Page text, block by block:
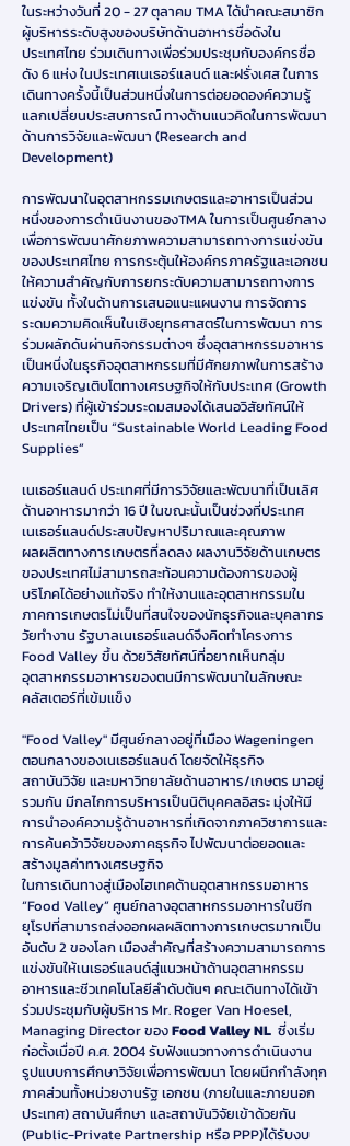
ในระหว่างวันที่ 20 - 27 ตุลาคม TMA ได้นำคณะสมาชิก
ผู้บริหารระดับสูงของบริษัทด้านอาหารชื่อดังใน
ประเทศไทย ร่วมเดินทางเพื่อร่วมประชุมกับองค์กรชื่อ
ดัง 6 แห่ง ในประเทศเนเธอร์แลนด์ และฝรั่งเศส ในการ
เดินทางครั้งนี้เป็นส่วนหนึ่งในการต่อยอดองค์ความรู้
แลกเปลี่ยนประสบการณ์ ทางด้านแนวคิดในการพัฒนา
ด้านการวิจัยและพัฒนา (Research and
Development)
การพัฒนาในอุตสาหกรรมเกษตรและอาหารเป็นส่วน
หนึ่งของการดำเนินงานของTMA ในการเป็นศูนย์กลาง
เพื่อการพัฒนาศักยภาพความสามารถทางการแข่งขัน
ของประเทศไทย การกระตุ้นให้องค์กรภาครัฐและเอกชน
ให้ความสำคัญกับการยกระดับความสามารถทางการ
แข่งขัน ทั้งในด้านการเสนอแนะแผนงาน การจัดการ
ระดมความคิดเห็นในเชิงยุทธศาสตร์ในการพัฒนา การ
ร่วมผลักดันผ่านกิจกรรมต่างๆ ซึ่งอุตสาหกรรมอาหาร
เป็นหนึ่งในธุรกิจอุตสาหกรรมที่มีศักยภาพในการสร้าง
ความเจริญเติบโตทางเศรษฐกิจให้กับประเทศ (Growth
Drivers) ที่ผู้เข้าร่วมระดมสมองได้เสนอวิสัยทัศน์ให้
ประเทศไทยเป็น “Sustainable World Leading Food
Supplies”
เนเธอร์แลนด์ ประเทศที่มีการวิจัยและพัฒนาที่เป็นเลิศ
ด้านอาหารมากว่า 16 ปี ในขณะนั้นเป็นช่วงที่ประเทศ
เนเธอร์แลนด์ประสบปัญหาปริมาณและคุณภาพ
ผลผลิตทางการเกษตรที่ลดลง ผลงานวิจัยด้านเกษตร
ของประเทศไม่สามารถสะท้อนความต้องการของผู้
บริโภคได้อย่างแท้จริง ทำให้งานและอุตสาหกรรมใน
ภาคการเกษตรไม่เป็นที่สนใจของนักธุรกิจและบุคลากร
วัยทำงาน รัฐบาลเนเธอร์แลนด์จึงคิดทำโครงการ
Food Valley ขึ้น ด้วยวิสัยทัศน์ที่อยากเห็นกลุ่ม
อุตสาหกรรมอาหารของตนมีการพัฒนาในลักษณะ
คลัสเตอร์ที่เข้มแข็ง
"Food Valley" มีศูนย์กลางอยู่ที่เมือง Wageningen
ตอนกลางของเนเธอร์แลนด์ โดยจัดให้ธุรกิจ
สถาบันวิจัย และมหาวิทยาลัยด้านอาหาร/เกษตร มาอยู่
รวมกัน มีกลไกการบริหารเป็นนิติบุคคลอิสระ มุ่งให้มี
การนำองค์ความรู้ด้านอาหารที่เกิดจากภาควิชาการและ
การค้นคว้าวิจัยของภาคธุรกิจ ไปพัฒนาต่อยอดและ
สร้างมูลค่าทางเศรษฐกิจ
ในการเดินทางสู่เมืองไฮเทคด้านอุตสาหกรรมอาหาร
“Food Valley” ศูนย์กลางอุตสาหกรรมอาหารในซีก
ยุโรปที่สามารถส่งออกผลผลิตทางการเกษตรมากเป็น
อันดับ 2 ของโลก เมืองสำคัญที่สร้างความสามารถการ
แข่งขันให้เนเธอร์แลนด์สู่แนวหน้าด้านอุตสาหกรรม
อาหารและชีวเทคโนโลยีลำดับต้นๆ คณะเดินทางได้เข้า
ร่วมประชุมกับผู้บริหาร Mr. Roger Van Hoesel,
Managing Director ของFood Valley NL ซี่งเริ่ม
ก่อตั้งเมื่อปี ค.ศ. 2004 รับฟังแนวทางการดำเนินงาน
รูปแบบการศึกษาวิจัยเพื่อการพัฒนา โดยผนึกกำลังทุก
ภาคส่วนทั้งหน่วยงานรัฐ เอกชน (ภายในและภายนอก
ประเทศ) สถาบันศึกษา และสถาบันวิจัยเข้าด้วยกัน
(Public-Private Partnership หรือ PPP)ได้รับงบ